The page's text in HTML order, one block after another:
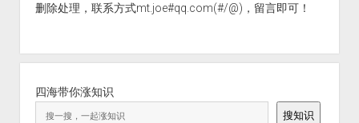
删除处理，联系方式mt.joe#qq.com(#/@)，留言即可！
四海带你涨知识
搜知识